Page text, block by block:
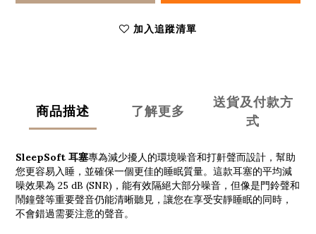
加入追蹤清單
商品描述 了解更多
送貨及付款方
式
SleepSoft 耳塞專為減少擾人的環境噪音和打鼾聲而設計，幫助
您更容易入睡，並確保一個更佳的睡眠質量。這款耳塞的平均減
噪效果為 25 dB (SNR)，能有效隔絕大部分噪音，但像是門鈴聲和
鬧鐘聲等重要聲音仍能清晰聽見，讓您在享受安靜睡眠的同時，
不會錯過需要注意的聲音。